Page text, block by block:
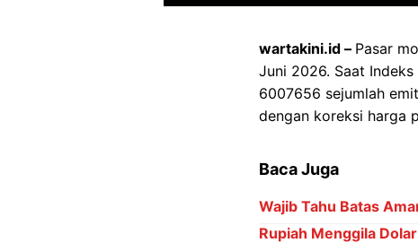
wartakini.id – Pasar
Juni 2026. Saat
6007656 sejumlah
dengan koreksi harga
Baca Juga
Wajib Tahu Batas
Rupiah Menggila